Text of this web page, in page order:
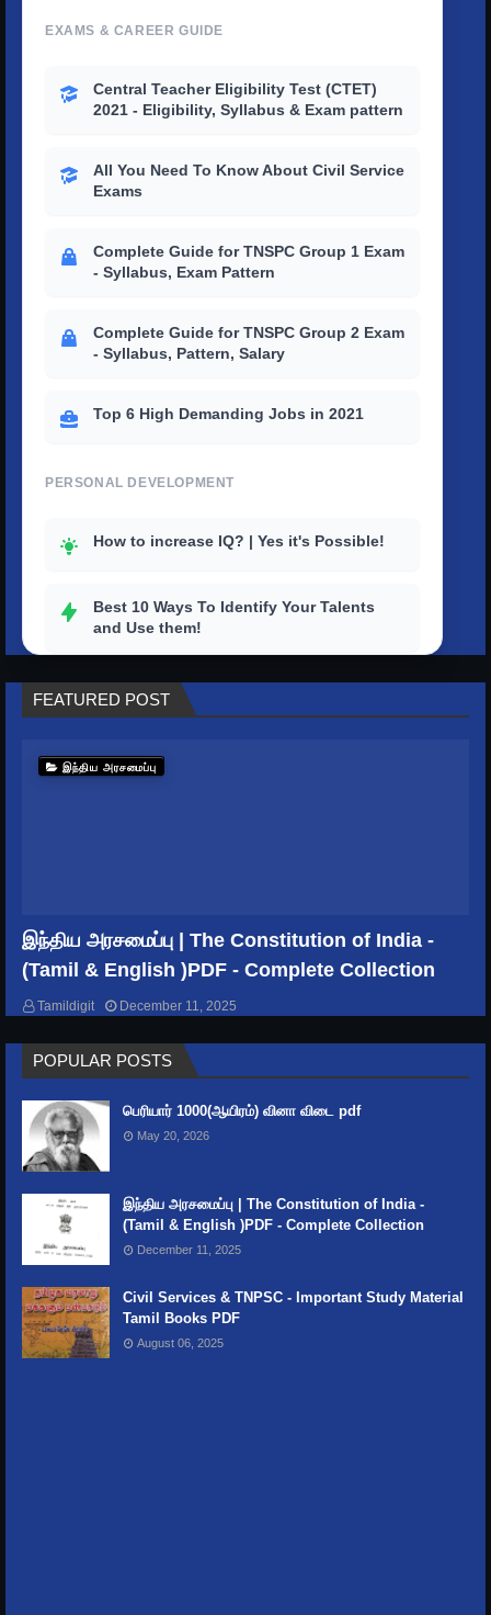
EXAMS & CAREER GUIDE
Central Teacher Eligibility Test (CTET)
2021 - Eligibility, Syllabus & Exam pattern
All You Need To Know About Civil Service
Exams
Complete Guide for TNSPC Group 1 Exam
- Syllabus, Exam Pattern
Complete Guide for TNSPC Group 2 Exam
- Syllabus, Pattern, Salary
Top 6 High Demanding Jobs in 2021
PERSONAL DEVELOPMENT
How to increase IQ? | Yes it's Possible!
Best 10 Ways To Identify Your Talents
and Use them!
How to outstand others with a strong
personality?
Top 10 tips to improve your productivity
Keep Time Management
GENERAL KNOWLEDGE
India's Rivers and their Names, origin &
Length
FEATURED POST
இந்திய அரசமைப்பு
இந்திய அரசமைப்பு | The Constitution of India -
(Tamil & English )PDF - Complete Collection
Tamildigit December 11, 2025
POPULAR POSTS
பெரியார் 1000(ஆயிரம்) வினா விடை pdf
May 20, 2026
இந்திய அரசமைப்பு | The Constitution of India -
(Tamil & English )PDF - Complete Collection
December 11, 2025
Civil Services & TNPSC - Important Study Material
Tamil Books PDF
August 06, 2025